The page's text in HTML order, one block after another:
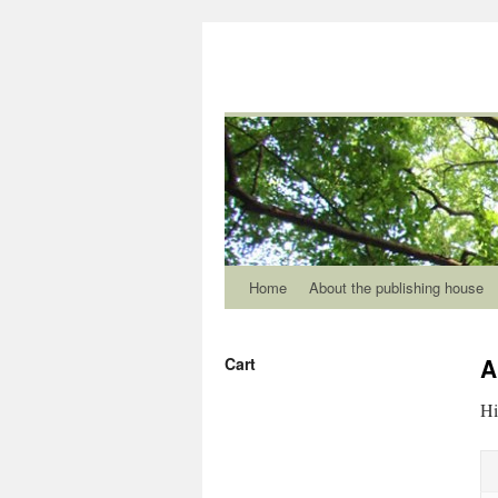
Home About the publishing house
Cart